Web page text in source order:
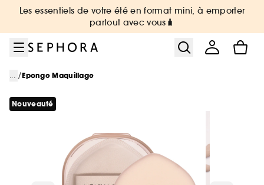
Aller au menu
Aller au contenu principal
Aller au pied de page
Les essentiels de votre été en format mini, à emporter
partout avec vous🧳
... /Eponge Maquillage
Nouveauté